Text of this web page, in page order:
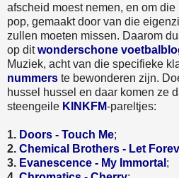
afscheid moest nemen, en om
pop, gemaakt door van die
zullen moeten missen. Daarom
op ditwonderschone
Muziek, acht van die specifieke
nummers te bewonderen zijn.
hussel hussel en daar komen ze
steengeile KINKFM-pareltjes:
1. Doors - Touch Me;
2. Chemical Brothers - Let
3. Evanescence - My Immortal ;